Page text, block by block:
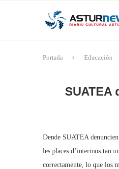
Portada Educación
Dende SUATEA
les places d’interinos tan
correctamente, lo que los